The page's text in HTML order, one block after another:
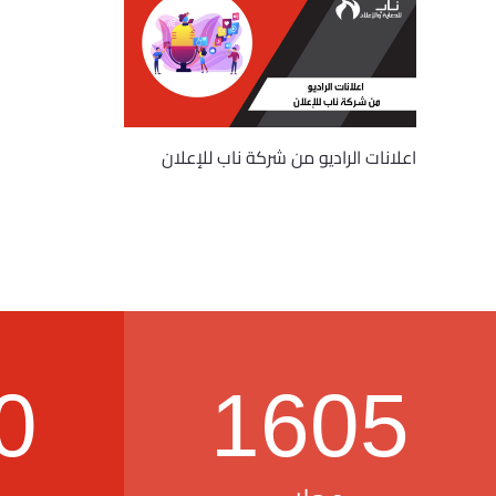
اعلانات الراديو من شركة ناب للإعلان
1605